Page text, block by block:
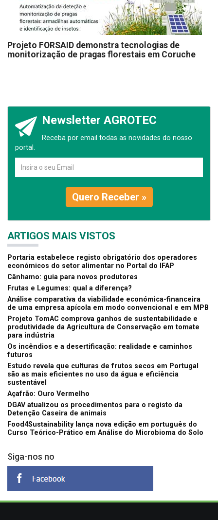
Projeto FORSAID demonstra tecnologias de
monitorização de pragas florestais em Coruche
Newsletter AGROTEC
Receba por email todas as novidades do nosso
portal.
Quero Receber »
ARTIGOS MAIS VISTOS
Portaria estabelece registo obrigatório dos operadores
económicos do setor alimentar no Portal do IFAP
Cânhamo: guia para novos produtores
Frutas e Legumes: qual a diferença?
Análise comparativa da viabilidade económica-financeira
de uma empresa apícola em modo convencional e em MPB
Projeto TomAC comprova ganhos de sustentabilidade e
produtividade da Agricultura de Conservação em tomate
para indústria
Os incêndios e a desertificação: realidade e caminhos
futuros
Estudo revela que culturas de frutos secos em Portugal
são as mais eficientes no uso da água e eficiência
sustentável
Açafrão: Ouro Vermelho
DGAV atualizou os procedimentos para o registo da
Detenção Caseira de animais
Food4Sustainability lança nova edição em português do
Curso Teórico-Prático em Análise do Microbioma do Solo
Siga-nos no